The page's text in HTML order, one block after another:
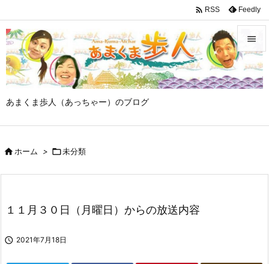
あまくま歩人（あっちゃー）のブログ


メニュ

 RSS Feedly
ホーム > 未分類
１１月３０日（月曜日）からの放送内容
 2021年7月18日